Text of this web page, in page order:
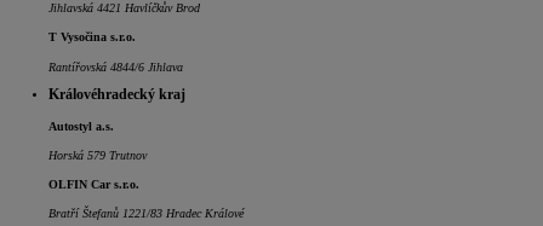
Jihlavská 4421 Havlíčkův Brod
T Vysočina s.r.o.
Rantířovská 4844/6 Jihlava
Královéhradecký kraj
Autostyl a.s.
Horská 579 Trutnov
OLFIN Car s.r.o.
Bratří Štefanů 1221/83 Hradec Králové